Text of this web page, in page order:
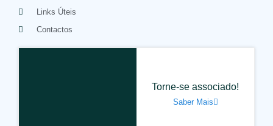
Links Úteis
Contactos
Torne-se associado!
Saber Mais